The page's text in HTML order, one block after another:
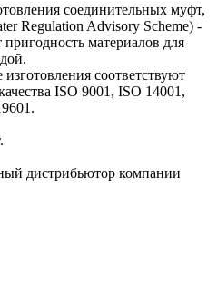
соединительных муфт,
Regulation Advisory Scheme) -
материалов для
соответствуют
ISO 9001, ISO 14001,
дистрибьютор компании